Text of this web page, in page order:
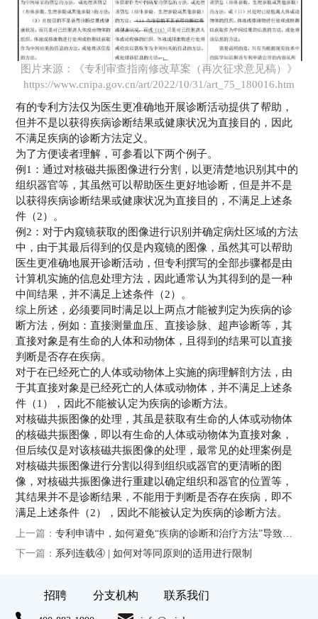
图片来源：《专利审查指南修改草案（再次征求意见稿）》
https://www.cnipa.gov.cn/art/2022/10/31/art_75_180016.htm
有的专利方法仅为医生更准确地开展诊断活动提供了帮助，
但并不是以获得疾病诊断结果或健康状况为直接目的，因此
不满足疾病的诊断方法定义。
为了方便读者理解，可参看以下两个例子。
例1：通过对核磁共振图像进行分割，以更清楚地识别其中的
组织器官等，其虽然可以帮助医生更好地诊断，但是并不是
以获得疾病诊断结果或健康状况为直接目的，不满足上述条
件（2）。
例2：对于内窥镜获取的图像进行识别并确定病灶区域的方法
中，由于其最后得到的仅是内窥镜的图像，虽然其可以帮助
医生更准确地展开诊断活动，但专利撰写的全部步骤都是由
计算机实施的信息处理方法，因此通常认为其得到的是一种
中间结果，并不满足上述条件（2）。
综上所述，必须要同时满足以上两点才能被判定为疾病的诊
断方法，例如：直接测量血压、直接诊脉、超声诊断等，其
直接对象是有生命的人体和动物体，且得到的结果可以直接
判断是否存在疾病。
对于在已经死亡的人体或动物体上实施的病理解剖方法，由
于其直接对象是已经死亡的人体或动物体，并不满足上述条
件（1），因此不能被认定为疾病的诊断方法。
对核磁共振图像的处理，其虽是获取有生命的人体或动物体
的核磁共振图像，即以有生命的人体或动物体为直接对象，
但后续仅是对该核磁共振图像的处理，最常见的处理案例是
对核磁共振图像进行分割以得到组织或器官的更清晰的图
像，对核磁共振图像进行重建以确定组织和器官的位置等，
其结果并不是诊断结果，不能用于判断是否存在疾病，即不
满足上述条件（2），因此不能被认定为疾病的诊断方法。
上一篇：专利申请中，如何避免“疾病的诊断和治疗方法”导致的客体问题？（下篇）
下一篇： 系列连载④ | 如何对等同原则的适用进行限制
招聘 分支机构 联系我们